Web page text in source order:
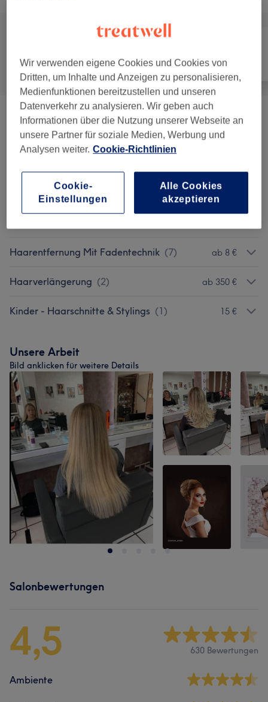
Alle Friseur
Damen - Haarschnitte & Styling (8) ab 22 €
Damen - Colorationen, Schnitte &
Herren - Haarschnitte & Rasuren ( 6)
Haarentfernung Mit Fadentechnik (7) ab 8 €
Haarverlängerung (2) ab 350 €
Kinder - Haarschnitte & Stylings (1) 15 €
Unsere Arbeit
Bild anklicken für weitere Details
Salonbewertungen
4,5 630 Bewertungen
Ambiente
Wir verwenden eigene Cookies und Cookies von
Dritten, um Inhalte und Anzeigen zu personalisieren,
Medienfunktionen bereitzustellen und unseren
Datenverkehr zu analysieren. Wir geben auch
Informationen über die Nutzung unserer Webseite an
unsere Partner für soziale Medien, Werbung und
Analysen weiter. Cookie-Richtlinien
Cookie-
Einstellungen
Alle Cookies
akzeptieren